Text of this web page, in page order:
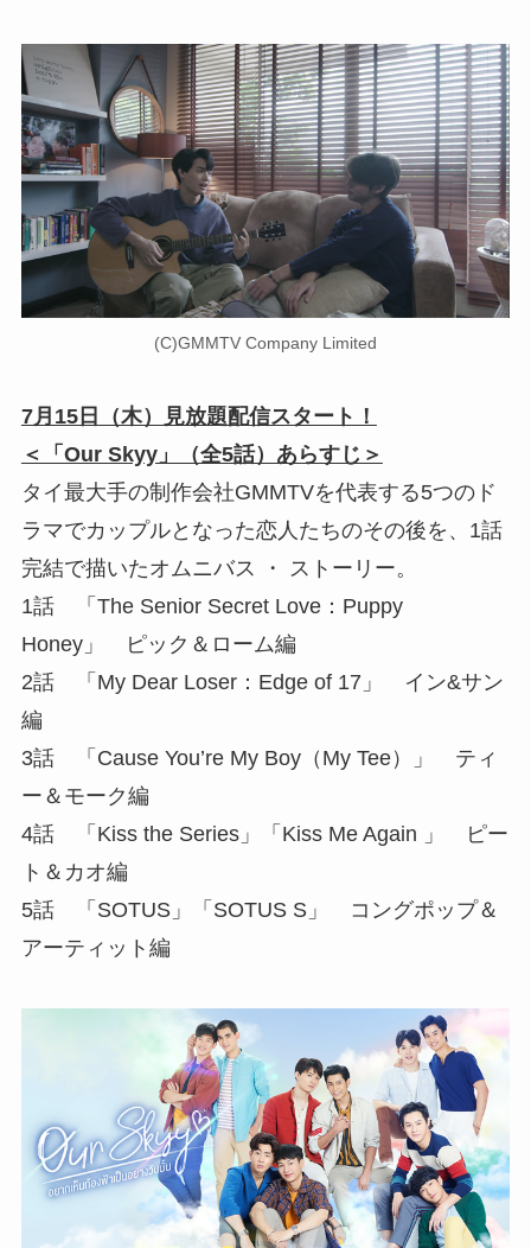
(C)GMMTV Company Limited
7月15日（木）見放題配信スタート！
＜「Our Skyy」（全5話）あらすじ＞
タイ最大手の制作会社GMMTVを代表する5つのド
ラマでカップルとなった恋人たちのその後を、1話
完結で描いたオムニバス ・ ストーリー。
1話 「The Senior Secret Love：Puppy
Honey」 ピック＆ローム編
2話 「My Dear Loser：Edge of 17」 イン&サン
編
3話 「Cause You’re My Boy（My Tee）」 ティ
ー＆モーク編
4話 「Kiss the Series」「Kiss Me Again 」 ピー
ト＆カオ編
5話 「SOTUS」「SOTUS S」 コングポップ＆
アーティット編